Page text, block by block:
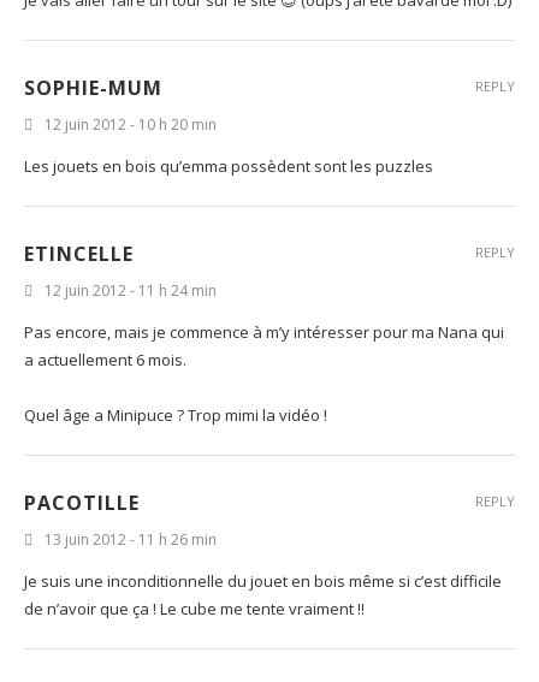
SOPHIE-MUM
12 juin 2012 - 10 h 20 min
Les jouets en bois qu’emma possèdent sont les puzzles
REPLY
ETINCELLE
12 juin 2012 - 11 h 24 min
Pas encore, mais je commence à m’y intéresser pour ma Nana qui
a actuellement 6 mois.
Quel âge a Minipuce ? Trop mimi la vidéo !
REPLY
PACOTILLE
13 juin 2012 - 11 h 26 min
Je suis une inconditionnelle du jouet en bois même si c’est difficile
de n’avoir que ça ! Le cube me tente vraiment !!
REPLY